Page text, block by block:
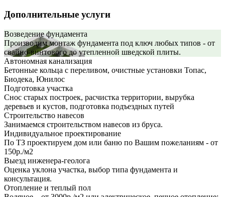
Дополнительные услуги
Возведение фундамента
Производим монтаж фундамента под ключ любых типов - от
свайно-винтового до утепленной шведской плиты.
Автономная канализация
Бетонные кольца с переливом, очистные установки Топас,
Биодека, Юнилос
Подготовка участка
Снос старых построек, расчистка территории, вырубка
деревьев и кустов, подготовка подъездных путей
Строительство навесов
Занимаемся строительством навесов из бруса.
Индивидуальное проектирование
По ТЗ проектируем дом или баню по Вашим пожеланиям - от
150р./м2
Выезд инженера-геолога
Оценка уклона участка, выбор типа фундамента и
консультация.
Отопление и теплый пол